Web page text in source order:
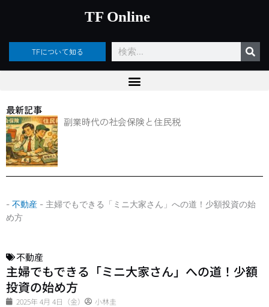
ッ
TF Online
TFについて知る
検
索
最新記事
副業時代の社会保険と住民税
- 不動産 - 主婦でもできる「ミニ大家さん」への道！少額投資の始
め方
不動産
主婦でもできる「ミニ大家さん」への道！少額
投資の始め方
2025年 4月 4日（金） 小林圭